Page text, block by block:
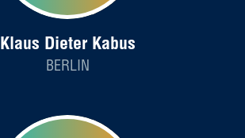
Klaus Dieter Kabus
BERLIN